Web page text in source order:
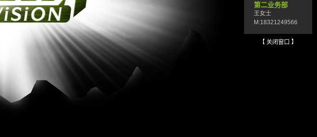
第二业务部
王女士
M:18321249566
【 关闭窗口 】